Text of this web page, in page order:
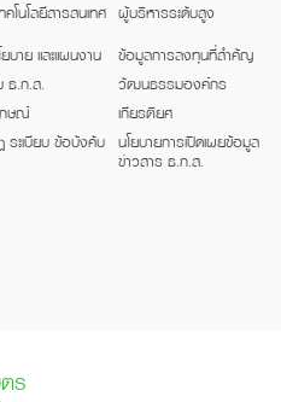
โนโลยีสารสนเทศ ผู้บริหารระดับสูง
บาย และแผนงาน
ข้อมูลการลงทุนที่สำคัญ
ธ.ก.ส.
วัฒนธรรมองค์กร
ษณ์
เกียรติยศ
ะเบียบ ข้อบังคับ
นโยบายการเปิดเผยข้อมูล
ข่าวสาร ธ.ก.ส.
ร